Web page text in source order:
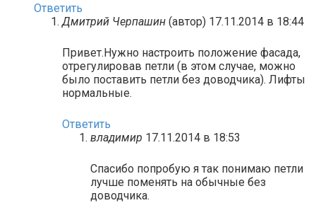
Ответить
Дмитрий Черпашин (автор) 17.11.2014 в 18:44
Привет.Нужно настроить положение фасада,
отрегулировав петли (в этом случае, можно
было поставить петли без доводчика). Лифты
нормальные.
Ответить
владимир 17.11.2014 в 18:53
Спасибо попробую я так понимаю петли
лучше поменять на обычные без
доводчика.